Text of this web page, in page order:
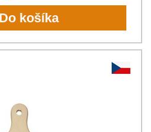
košíka